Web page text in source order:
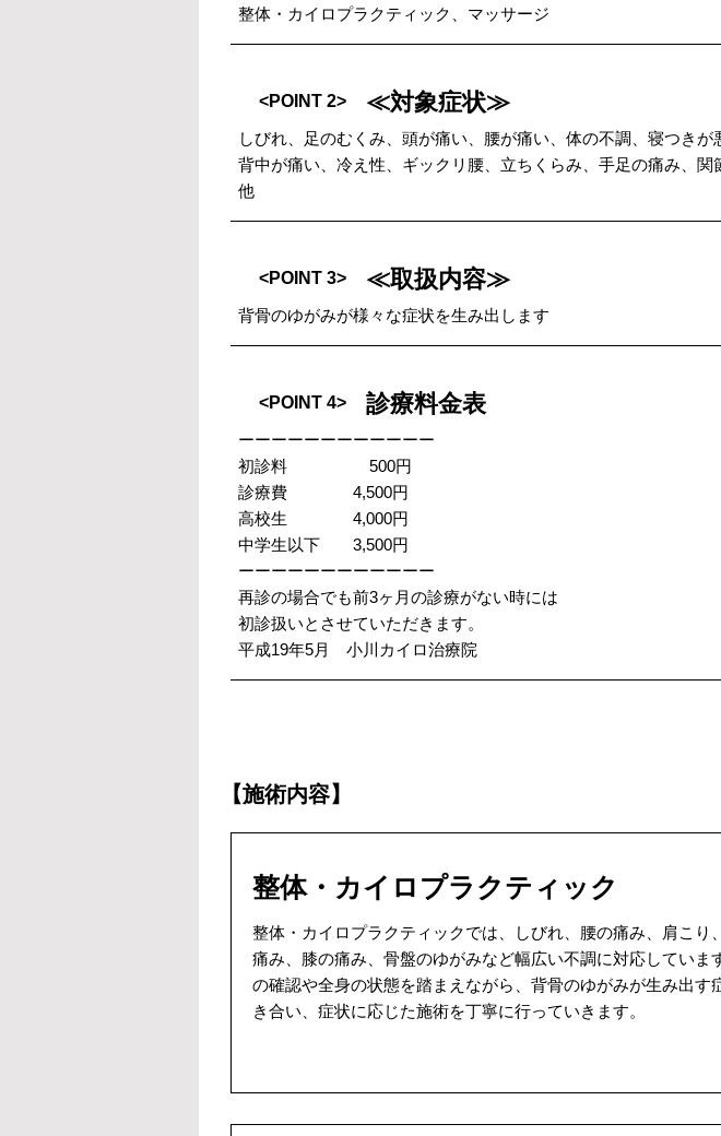
整体・カイロプラクティック、マッサージ
<POINT 2> ≪対象症状≫
しびれ、足のむくみ、頭が痛い、腰が痛い、体の不調、寝つき
背中が痛い、冷え性、ギックリ腰、立ちくらみ、手足の痛み、
他
<POINT 3> ≪取扱内容≫
背骨のゆがみが様々な症状を生み出します
<POINT 4> 診療料金表
ーーーーーーーーーーーー
初診料 500円
診療費 4,500円
高校生 4,000円
中学生以下 3,500円
ーーーーーーーーーーーー
再診の場合でも前3ヶ月の診療がない時には
初診扱いとさせていただきます。
平成19年5月 小川カイロ治療院
【施術内容】
整体・カイロプラクティック
整体・カイロプラクティックでは、しびれ、腰の痛み、肩こり
痛み、膝の痛み、骨盤のゆがみなど幅広い不調に対応していま
の確認や全身の状態を踏まえながら、背骨のゆがみが生み出す
き合い、症状に応じた施術を丁寧に行っていきます。